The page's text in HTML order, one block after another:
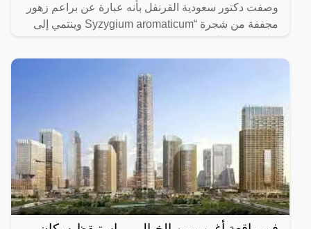
وصفت دكتور سعودية القرنفل بأنه عبارة عن براعم زهور
مجففة من شجرة “Syzygium aromaticum وينتمي إلى
ينمو في